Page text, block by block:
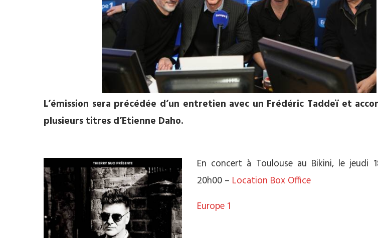
L’émission sera précédée d’un entretien avec un Frédéric Taddeï et
plusieurs titres d’Etienne Daho.
En concert à Toulouse au Bikini, le jeudi
20h00 – Location Box Office
Europe 1